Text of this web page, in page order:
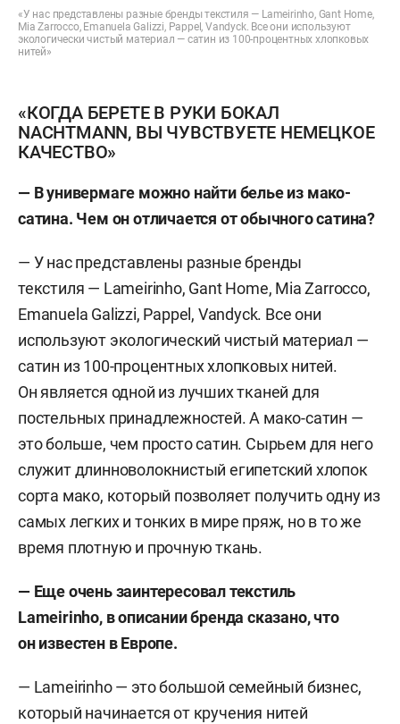
«У нас представлены разные бренды текстиля — Lameirinho, Gant Home,
Mia Zarrocco, Emanuela Galizzi, Pappel, Vandyck. Все они используют
экологически чистый материал — сатин из 100-процентных хлопковых
нитей»
«КОГДА БЕРЕТЕ В РУКИ БОКАЛ
NACHTMANN, ВЫ ЧУВСТВУЕТЕ НЕМЕЦКОЕ
КАЧЕСТВО»
— В универмаге можно найти белье из мако-
сатина. Чем он отличается от обычного сатина?
— У нас представлены разные бренды
текстиля — Lameirinho, Gant Home, Mia Zarrocco,
Emanuela Galizzi, Pappel, Vandyck. Все они
используют экологический чистый материал —
сатин из 100-процентных хлопковых нитей.
Он является одной из лучших тканей для
постельных принадлежностей. А мако-сатин —
это больше, чем просто сатин. Сырьем для него
служит длинноволокнистый египетский хлопок
сорта мако, который позволяет получить одну из
самых легких и тонких в мире пряж, но в то же
время плотную и прочную ткань.
— Еще очень заинтересовал текстиль
Lameirinho, в описании бренда сказано, что
он известен в Европе.
— Lameirinho — это большой семейный бизнес,
который начинается от кручения нитей